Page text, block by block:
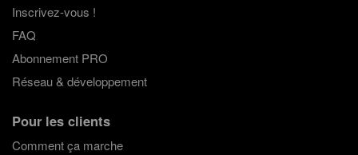
Inscrivez-vous !
FAQ
Abonnement PRO
Réseau & développement
Pour les clients
Comment ça marche